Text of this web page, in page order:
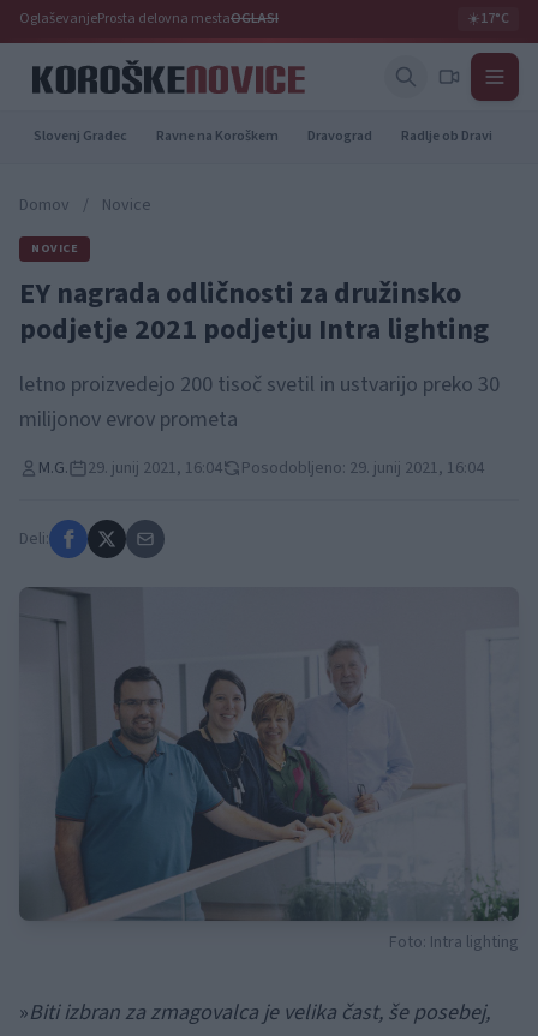
OglaševanjeProsta delovna mestaOGLASI ☀️17°C
Slovenj Gradec Ravne na Koroškem Dravograd Radlje ob Dravi
Domov / Novice
NOVICE
EY nagrada odličnosti za družinsko
podjetje 2021 podjetju Intra lighting
letno proizvedejo 200 tisoč svetil in ustvarijo preko 30
milijonov evrov prometa
M.G. 29. junij 2021, 16:04 Posodobljeno: 29. junij 2021, 16:04
Deli:
Foto: Intra lighting
»Biti izbran za zmagovalca je velika čast, še posebej,